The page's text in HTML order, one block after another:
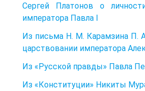
Сергей Платонов о
императора Павла I
Из письма Н. М. Карамзина П.
царствовании императора
Из «Русской правды» Павла
Из «Конституции» Никиты